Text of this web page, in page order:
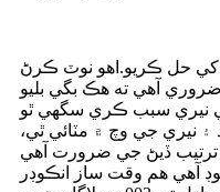
کي حل ڪريو.اهو نوٽ ڪرڻ
ضروري آهي ته هڪ بگي بليو AOM ڊرائيور تصوير ۾ نيري-پيلو
۽ نيري جي وچ ۾ مٽائي ٿي،
آهي هم وقت ساز انڪوڊر